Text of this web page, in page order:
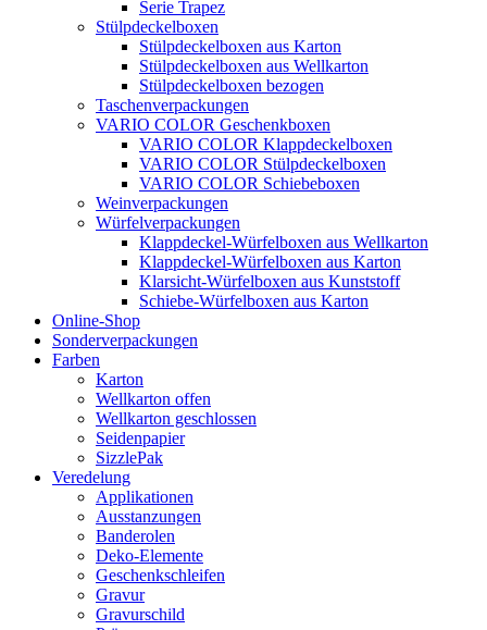
Serie Trapez
Stülpdeckelboxen
Stülpdeckelboxen aus Karton
Stülpdeckelboxen aus Wellkarton
Stülpdeckelboxen bezogen
Taschenverpackungen
VARIO COLOR Geschenkboxen
VARIO COLOR Klappdeckelboxen
VARIO COLOR Stülpdeckelboxen
VARIO COLOR Schiebeboxen
Weinverpackungen
Würfelverpackungen
Klappdeckel-Würfelboxen aus Wellkarton
Klappdeckel-Würfelboxen aus Karton
Klarsicht-Würfelboxen aus Kunststoff
Schiebe-Würfelboxen aus Karton
Online-Shop
Sonderverpackungen
Farben
Karton
Wellkarton offen
Wellkarton geschlossen
Seidenpapier
SizzlePak
Veredelung
Applikationen
Ausstanzungen
Banderolen
Deko-Elemente
Geschenkschleifen
Gravur
Gravurschild